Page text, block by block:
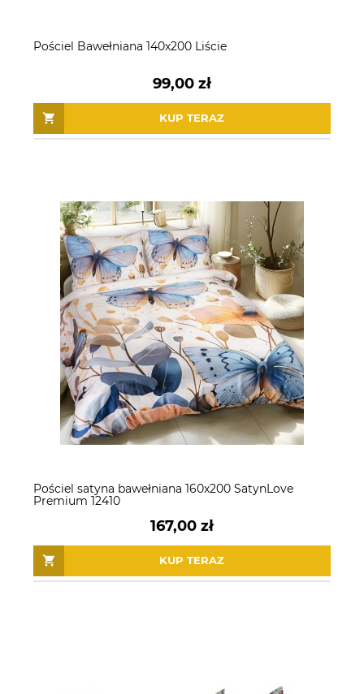
Pościel Bawełniana 140x200 Liście
99,00 zł
KUP TERAZ
Pościel satyna bawełniana 160x200 SatynLove
Premium 12410
167,00 zł
KUP TERAZ